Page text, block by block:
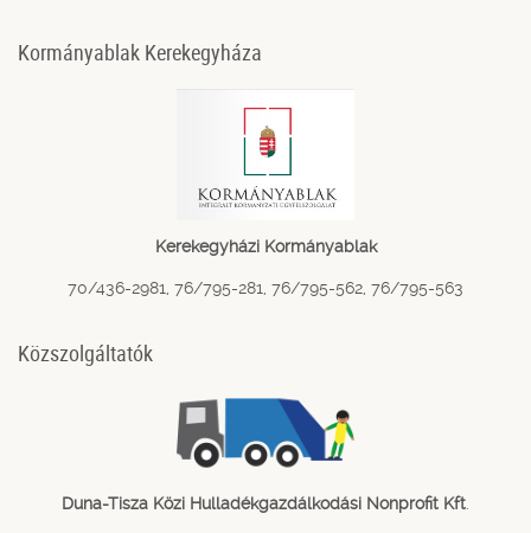
Kormányablak Kerekegyháza
Kerekegyházi Kormányablak
70/436-2981, 76/795-281, 76/795-562, 76/795-563
Közszolgáltatók
Duna-Tisza Közi Hulladékgazdálkodási Nonprofit Kft